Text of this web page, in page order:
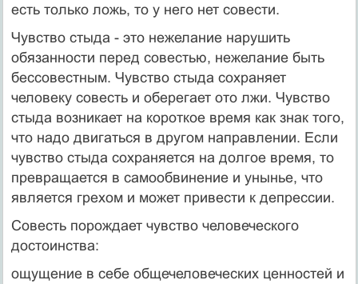
есть только ложь, то у него нет совести.
Чувство стыда - это нежелание нарушить
обязанности перед совестью, нежелание быть
бессовестным. Чувство стыда сохраняет
человеку совесть и оберегает ото лжи. Чувство
стыда возникает на короткое время как знак того,
что надо двигаться в другом направлении. Если
чувство стыда сохраняется на долгое время, то
превращается в самообвинение и унынье, что
является грехом и может привести к депрессии.
Совесть порождает чувство человеческого
достоинства:
ощущение в себе общечеловеческих ценностей и